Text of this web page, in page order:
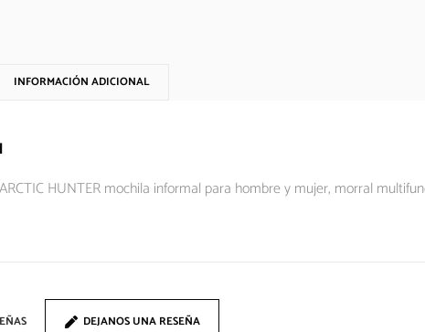
INFORMACIÓN ADICIONAL
HUNTER mochila informal para hombre y mujer, morral
DEJANOS UNA RESEÑA